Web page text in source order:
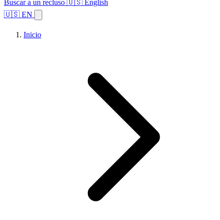
Buscar a un recluso 🇺🇸 English
🇺🇸 EN
Inicio